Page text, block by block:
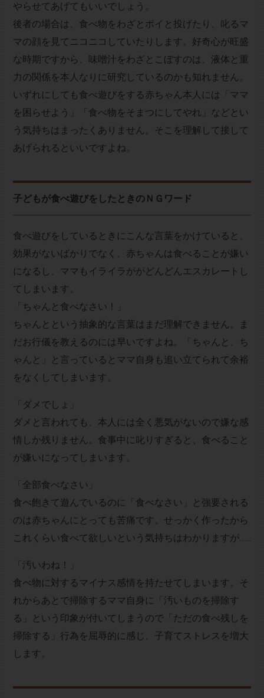
やらせてあげてもいいでしょう。
後者の場合は、食べ物をわざとポイと投げたり、叱るマ
マの顔を見てニコニコしていたりします。好奇心が旺盛
な時期ですから、味噌汁をわざとこぼすのは、液体と重
力の関係を本人なりに研究しているのかも知れません。
いずれにしても食べ遊びをする赤ちゃん本人には「ママ
を困らせよう」「食べ物をそまつにしてやれ」などとい
う気持ちはまったくありません。そこを理解して接して
あげられるといいですよね。
子どもが食べ遊びをしたときのＮＧワード
食べ遊びをしているときにこんな言葉をかけていると、
効果がないばかりでなく、赤ちゃんは食べることが嫌い
になるし、ママもイライラががどんどんエスカレートし
てしまいます。
「ちゃんと食べなさい！」
ちゃんとという抽象的な言葉はまだ理解できません。ま
だお行儀を教えるのには早いですよね。「ちゃんと、ち
ゃんと」と言っているとママ自身も追い立てられて余裕
をなくしてしまいます。
「ダメでしょ」
ダメと言われても、本人には全く悪気がないので嫌な感
情しか残りません。食事中に叱りすぎると、食べること
が嫌いになってしまいます。
「全部食べなさい」
食べ飽きて遊んでいるのに「食べなさい」と強要される
のは赤ちゃんにとっても苦痛です。せっかく作ったから
これくらい食べて欲しいという気持ちはわかりますが……
「汚いわね！」
食べ物に対するマイナス感情を持たせてしまいます。そ
れからあとで掃除するママ自身に「汚いものを掃除す
る」という印象が付いてしまうので「ただの食べ残しを
掃除する」行為を屈辱的に感じ、子育てストレスを増大
します。